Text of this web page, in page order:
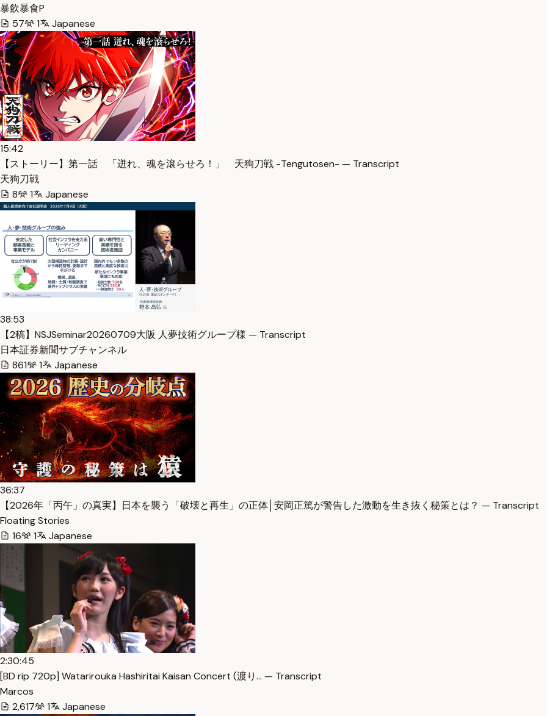
暴飲暴食P
57
1 Japanese
15:42
【ストーリー】第一話 「迸れ、魂を滾らせろ！」 天狗刀戦 -Tengutosen- — Transcript
天狗刀戦
8
1 Japanese
38:53
【2稿】NSJSeminar20260709大阪 人夢技術グループ様 — Transcript
日本証券新聞サブチャンネル
861
1 Japanese
36:37
【2026年「丙午」の真実】日本を襲う「破壊と再生」の正体│安岡正篤が警告した激動を生き抜く秘策とは？ — Transcript
Floating Stories
16
1 Japanese
2:30:45
[BD rip 720p] Watarirouka Hashiritai Kaisan Concert (渡り… — Transcript
Marcos
2,617
1 Japanese